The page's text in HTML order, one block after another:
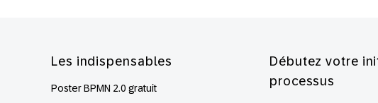
Les indispensables
Poster BPMN 2.0 gratuit
Débutez votre
processus